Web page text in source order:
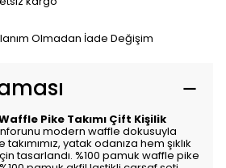
Olmadan İade Değişim
Pike Takımı Çift Kişilik
modern waffle dokusuyla
yatak odanıza hem şıklık
tasarlandı. %100 pamuk waffle pike